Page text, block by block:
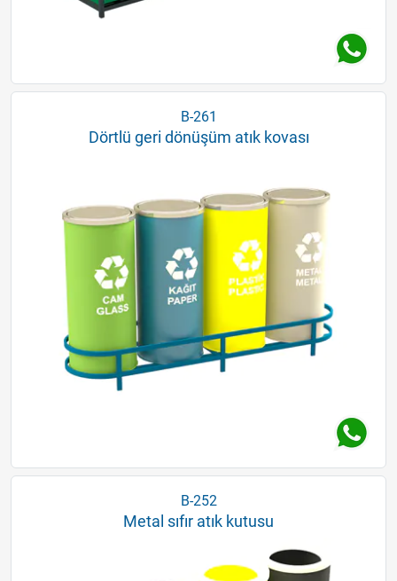
B-261
Dörtlü geri dönüşüm atık kovası
B-252
Metal sıfır atık kutusu